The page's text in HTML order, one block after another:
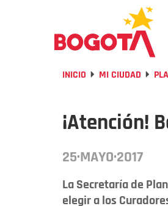
INICIO MI CIUDAD
¡Atención!
25·MAYO·2017
La Secretaría de
elegir a los